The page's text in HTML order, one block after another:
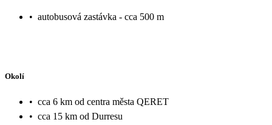
• autobusová zastávka - cca 500 m
Okolí
• cca 6 km od centra města QERET
• cca 15 km od Durresu